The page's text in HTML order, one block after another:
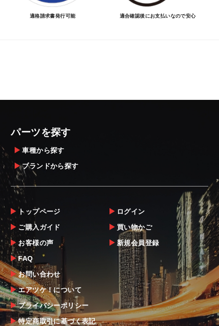
適格請求書発行可能 適合確認後にお支払いなので安心
パーツを探す
車種から探す
ブランドから探す
トップページ
ご購入ガイド
お客様の声
FAQ
お問い合わせ
エアツケ！について
プライバシーポリシー
特定商取引に基づく表記
ログイン
買い物かご
新規会員登録